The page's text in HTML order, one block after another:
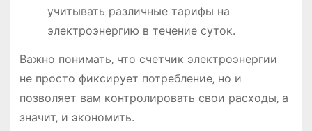
учитывать различные тарифы на
электроэнергию в течение суток.
Важно понимать‚ что счетчик электроэнергии
не просто фиксирует потребление‚ но и
позволяет вам контролировать свои расходы‚ а
значит‚ и экономить.